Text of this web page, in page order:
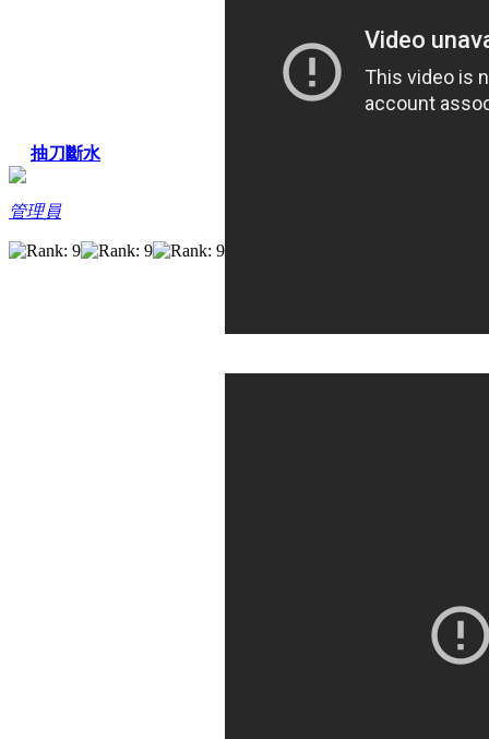
抽刀斷水
管理員